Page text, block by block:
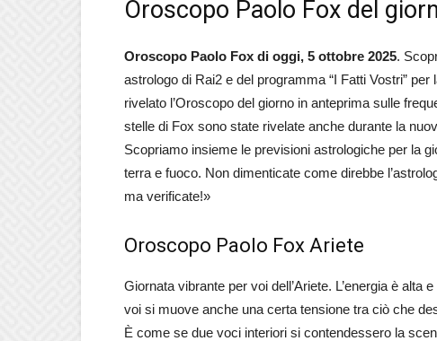
Oroscopo Paolo Fox del
Oroscopo Paolo Fox di oggi, 5 ottobre 2025.
astrologo di Rai2 e del programma “I Fatti Vostri”
rivelato l’Oroscopo del giorno in anteprima sulle
stelle di Fox sono state rivelate anche durante la
Scopriamo insieme le previsioni astrologiche per la
terra e fuoco. Non dimenticate come direbbe
ma verificate!»
Oroscopo Paolo Fox Ariete
Giornata vibrante per voi dell’Ariete. L’energia è
voi si muove anche una certa tensione tra ciò che
È come se due voci interiori si contendessero la